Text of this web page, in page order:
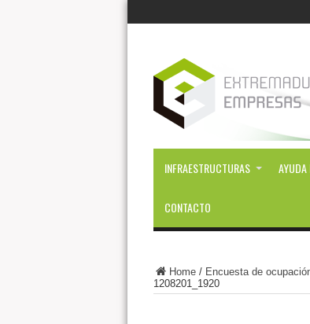
INFRAESTRUCTURAS AYUDA
CONTACTO
Home/ Encuesta de
1208201_1920